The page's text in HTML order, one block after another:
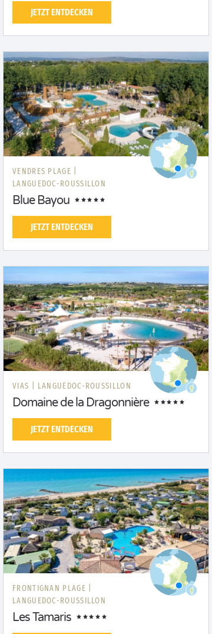
JETZT ENTDECKEN
VENDRES PLAGE |
LANGUEDOC-ROUSSILLON
Blue Bayou
JETZT ENTDECKEN
VIAS | LANGUEDOC-ROUSSILLON
Domaine de la Dragonnière
JETZT ENTDECKEN
FRONTIGNAN PLAGE |
LANGUEDOC-ROUSSILLON
Les Tamaris